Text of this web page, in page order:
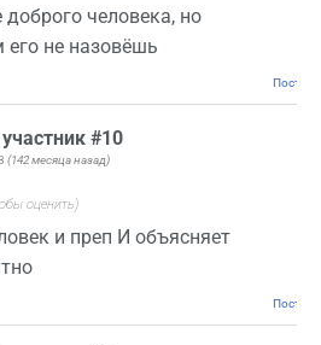
доброго человека, но
не назовёшь
#10
(142 месяца назад)
оценить)
и преп И объясняет